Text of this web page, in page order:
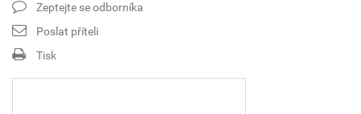
Zeptejte se odborníka
Poslat příteli
Tisk